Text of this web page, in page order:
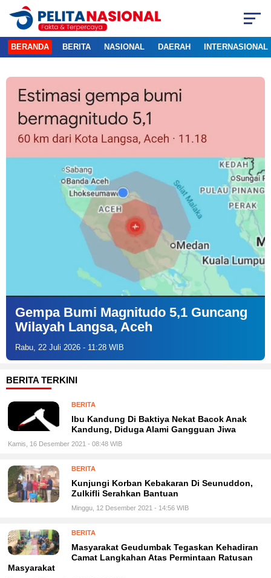
BERANDA BERITA NASIONAL DAERAH INTERNASIONAL
Gempa Bumi Magnitudo 5,1 Guncang
Wilayah Langsa, Aceh
Rabu, 22 Juli 2026 - 11:28 WIB
BERITA TERKINI
BERITA
Ibu Kandung Di Baktiya Nekat Bacok Anak
Kandung, Diduga Alami Gangguan Jiwa
Kamis, 16 Desember 2021 - 08:48 WIB
BERITA
Kunjungi Korban Kebakaran Di Seunuddon,
Zulkifli Serahkan Bantuan
Minggu, 12 Desember 2021 - 14:56 WIB
BERITA
Masyarakat Geudumbak Tegaskan Kehadiran
Camat Langkahan Atas Permintaan Ratusan
Masyarakat